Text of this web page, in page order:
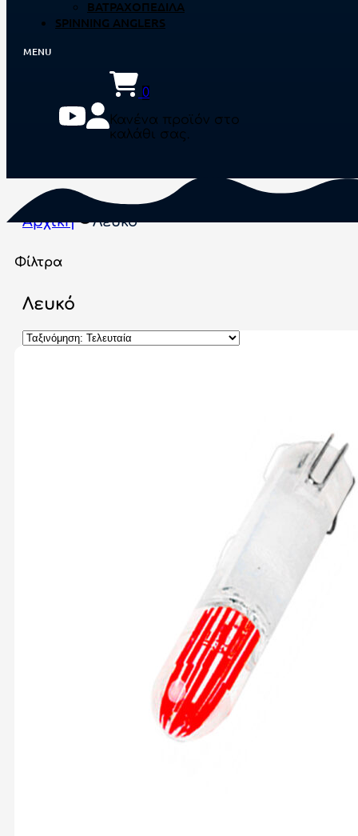
ΒΑΤΡΑΧΟΠΈΔΙΛΑ
SPINNING ANGLERS
0
Κανένα προϊόν στο
καλάθι σας.
Αρχική Λευκό
Φίλτρα
Λευκό